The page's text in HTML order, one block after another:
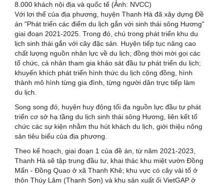
8.000 khách nội địa và quốc tế (Ảnh: NVCC)
Với lợi thế của địa phương, huyện Thanh Hà đã xây dựng Đề
án "Phát triển các điểm du lịch gắn với sinh thái sông Hương"
giai đoạn 2021-2025. Trong đó, chú trong phát triển khu du
lịch sinh thái gắn với cây đặc sản. Huyện tiếp tục nâng cao
chất lượng nguồn nhân lực về du lịch; đồng thời mời gọi các
tổ chức, cá nhân tham gia khảo sát đầu tư phát triển du lịch;
khuyến khích phát triển hình thức du lịch cộng đồng, hình
thành mô hình từng gia đình, từng người dân trực tiếp làm
du lịch.
Song song đó, huyện huy động tối đa nguồn lực đầu tư phát
triển cơ sở hạ tầng du lịch sinh thái sông Hương, liên kết tổ
chức các sự kiện nhằm thu hút khách du lịch, giới thiệu nông
sản tiêu biểu của địa phương.
Theo kế hoạch, giai đoạn 1 của đề án, từ năm 2021-2023,
Thanh Hà sẽ tập trung đầu tư, khai thác khu miệt vườn Đồng
Mẩn - Đồng Quao ở xã Thanh Khê; khu vực có cây vải tổ ở
thôn Thúy Lâm (Thanh Sơn) và khu sản xuất ổi VietGAP ở